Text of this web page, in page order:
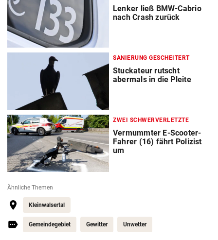
Lenker ließ BMW-Cabrio
nach Crash zurück
SANIERUNG GESCHEITERT
Stuckateur rutscht
abermals in die Pleite
ZWEI SCHWERVERLETZTE
Vermummter E-Scooter-
Fahrer (16) fährt Polizist
um
Ähnliche Themen
Kleinwalsertal
Gemeindegebiet Gewitter Unwetter